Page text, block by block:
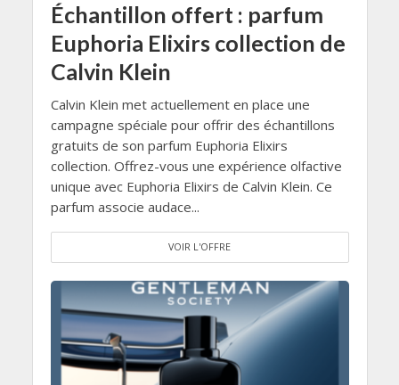
Échantillon offert : parfum
Euphoria Elixirs collection de
Calvin Klein
Calvin Klein met actuellement en place une
campagne spéciale pour offrir des échantillons
gratuits de son parfum Euphoria Elixirs
collection. Offrez-vous une expérience olfactive
unique avec Euphoria Elixirs de Calvin Klein. Ce
parfum associe audace...
VOIR L'OFFRE